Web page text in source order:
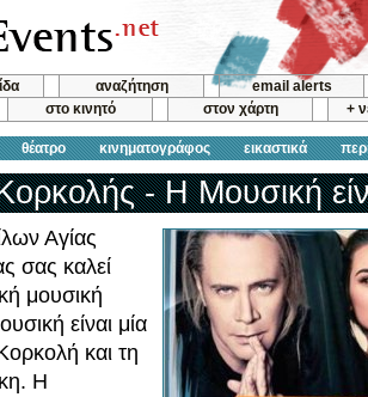
αναζήτηση
email alerts
στο κινητό στον χάρτη +
θέατρο κινηματογράφος εικαστικά
- Η Μουσική
Αγίας
σας καλεί
μουσική
είναι μία
και τη
Η